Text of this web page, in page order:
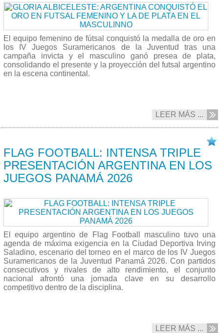
El equipo femenino de fútsal conquistó la medalla de oro en
los IV Juegos Suramericanos de la Juventud tras una
campaña invicta y el masculino ganó presea de plata,
consolidando el presente y la proyección del futsal argentino
en la escena continental.
LEER MÁS ...
FLAG FOOTBALL: INTENSA TRIPLE
PRESENTACIÓN ARGENTINA EN LOS
JUEGOS PANAMÁ 2026
El equipo argentino de Flag Football masculino tuvo una
agenda de máxima exigencia en la Ciudad Deportiva Irving
Saladino, escenario del torneo en el marco de los IV Juegos
Suramericanos de la Juventud Panamá 2026. Con partidos
consecutivos y rivales de alto rendimiento, el conjunto
nacional afrontó una jornada clave en su desarrollo
competitivo dentro de la disciplina.
LEER MÁS ...